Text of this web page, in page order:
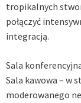
tropikalnych
połączyć
integracją.
Sala
Sala kawowa – w
moderowanego